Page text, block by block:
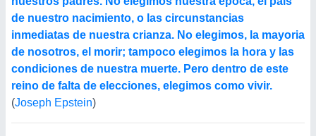
de nuestro nacimiento, o las circunstancias
inmediatas de nuestra crianza. No elegimos, la mayoria
de nosotros, el morir; tampoco elegimos la hora y las
condiciones de nuestra muerte. Pero dentro de este
reino de falta de elecciones, elegimos como vivir.
(Joseph Epstein)